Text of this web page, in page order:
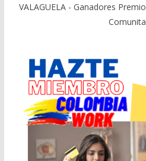
VALAGUELA - Ganadores